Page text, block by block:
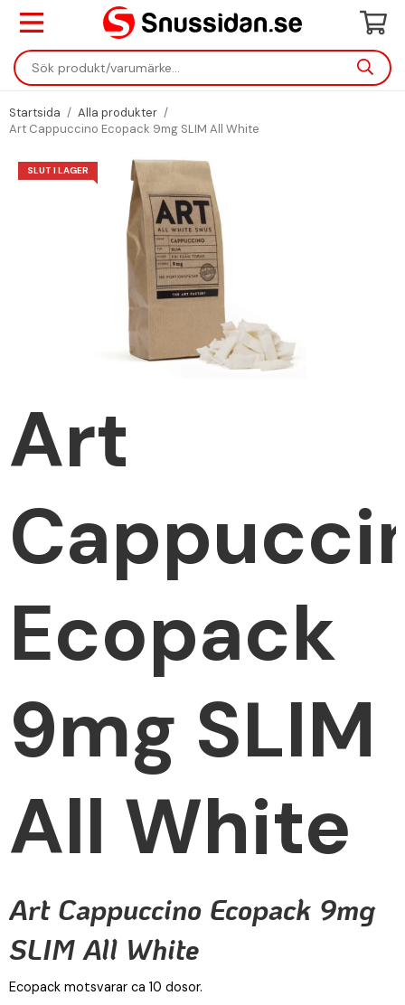
Startsida / Alla produkter /
Art Cappuccino Ecopack 9mg SLIM All White
SLUT I LAGER
Art
Ecopack
9mg SLIM
All White
Art Cappuccino Ecopack 9mg
SLIM All White
Ecopack motsvarar ca 10 dosor.